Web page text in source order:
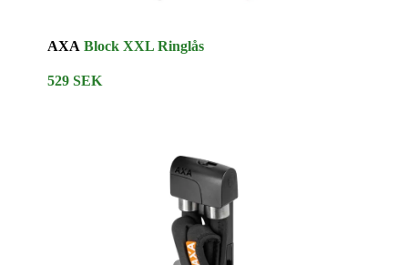
AXABlock XXL Ringlås
529 SEK